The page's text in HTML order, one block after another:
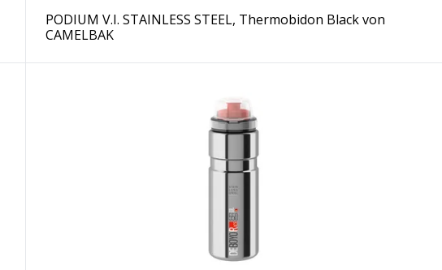
PODIUM V.I. STAINLESS STEEL, Thermobidon Black von
CAMELBAK